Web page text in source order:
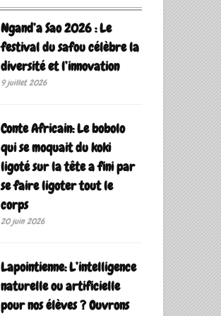
Ngand’a Sao 2026 : Le
festival du safou célèbre la
diversité et l’innovation
9 juillet 2026
Conte Africain: Le bobolo
qui se moquait du koki
ligoté sur la tête a fini par
se faire ligoter tout le
corps
20 juin 2026
Lapointienne: L’intelligence
naturelle ou artificielle
pour nos élèves ? Ouvrons